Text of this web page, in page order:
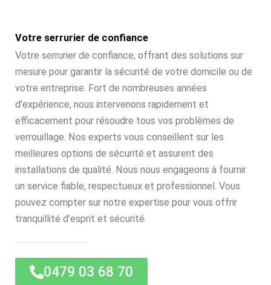
Votre serrurier de confiance
Votre serrurier de confiance, offrant des solutions sur
mesure pour garantir la sécurité de votre domicile ou de
votre entreprise. Fort de nombreuses années
d’expérience, nous intervenons rapidement et
efficacement pour résoudre tous vos problèmes de
verrouillage. Nos experts vous conseillent sur les
meilleures options de sécurité et assurent des
installations de qualité. Nous nous engageons à fournir
un service fiable, respectueux et professionnel. Vous
pouvez compter sur notre expertise pour vous offrir
tranquillité d’esprit et sécurité.
0479 03 68 70